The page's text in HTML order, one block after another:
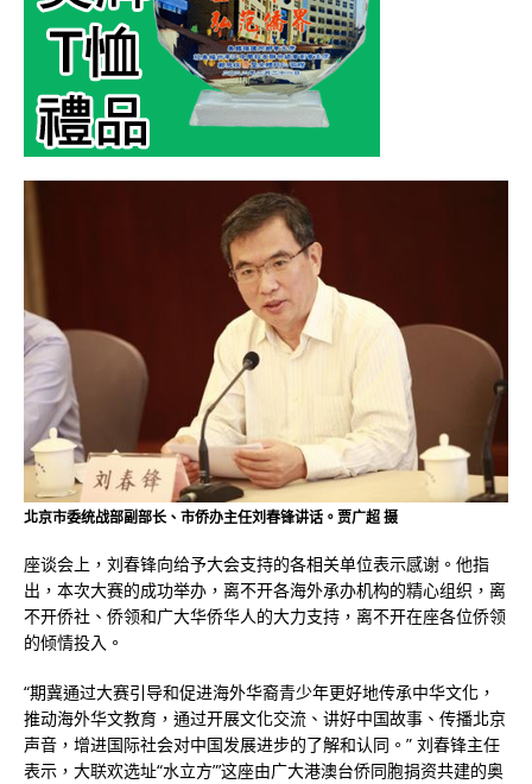
北京市委统战部副部长、市侨办主任刘春锋讲话。贾广超 摄
座谈会上，刘春锋向给予大会支持的各相关单位表示感谢。他指
出，本次大赛的成功举办，离不开各海外承办机构的精心组织，离
不开侨社、侨领和广大华侨华人的大力支持，离不开在座各位侨领
的倾情投入。
“期冀通过大赛引导和促进海外华裔青少年更好地传承中华文化，
推动海外华文教育，通过开展文化交流、讲好中国故事、传播北京
声音，增进国际社会对中国发展进步的了解和认同。” 刘春锋主任
表示，大联欢选址“水立方”’这座由广大港澳台侨同胞捐资共建的奥